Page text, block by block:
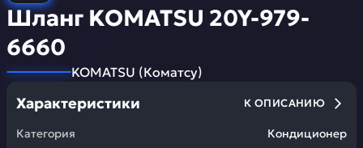
Шланг KOMATSU 20Y-979-
6660
KOMATSU (Коматсу)
Характеристики К ОПИСАНИЮ
Категория Кондиционер